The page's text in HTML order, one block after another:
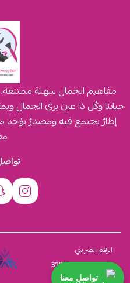
مفاهيم الجمال سهلة
حياتنا وكُل ذا عين يرى الجمال
إطارٌ يجتمع فيه ومصدرٌ يؤخذ
الرقم الضريبي
310555259800003
تواصل معنا